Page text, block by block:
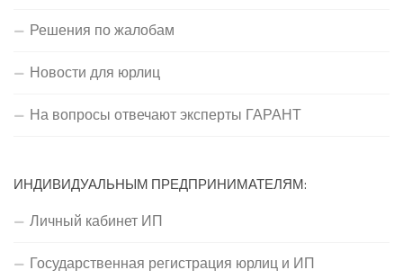
Решения по жалобам
Новости для юрлиц
На вопросы отвечают эксперты ГАРАНТ
ИНДИВИДУАЛЬНЫМ ПРЕДПРИНИМАТЕЛЯМ:
Личный кабинет ИП
Государственная регистрация юрлиц и ИП